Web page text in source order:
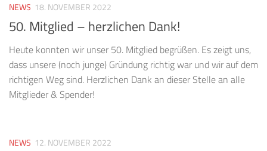
NEWS 18. NOVEMBER 2022
50. Mitglied – herzlichen Dank!
Heute konnten wir unser 50. Mitglied begrüßen. Es zeigt uns,
dass unsere (noch junge) Gründung richtig war und wir auf dem
richtigen Weg sind. Herzlichen Dank an dieser Stelle an alle
Mitglieder & Spender!
NEWS 12. NOVEMBER 2022